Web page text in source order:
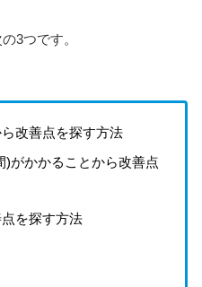
3つです。
改善点を探す方法
がかかることから改善点
を探す方法